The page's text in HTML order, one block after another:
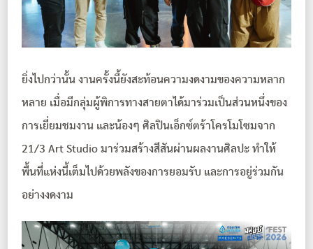
ยิ่งไปกว่านั้น งานครั้งนี้ยังสะท้อนความงดงามของความหลาก
หลาย เมื่อมีกลุ่มผู้พิการทางสายตาได้มาร่วมเป็นส่วนหนึ่งของ
การเยี่ยมชมงาน และน้องๆ ศิลปินเอ็กซ์ตร้าโครโมโซมจาก
21/3 Art Studio มาร่วมสร้างสีสันผ่านผลงานศิลปะ ทำให้
พื้นที่แห่งนี้เต็มไปด้วยพลังของการยอมรับ และการอยู่ร่วมกัน
อย่างงดงาม